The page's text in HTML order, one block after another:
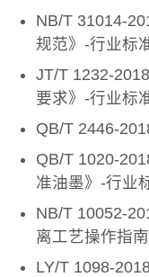
NB/T 31014-
规范》-行业标
JT/T 1232-
要求》-行业标
QB/T 2446-
QB/T 1020-
准油墨》-行业
NB/T 10052-
离工艺操作指
LY/T 1098-